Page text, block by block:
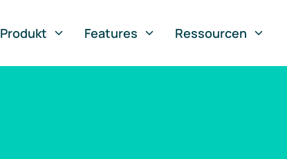
Produkt
Features Ressourcen